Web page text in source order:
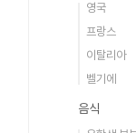
영국
프랑스
이탈리아
벨기에
음식